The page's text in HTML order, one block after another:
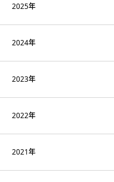
2025年
2024年
2023年
2022年
2021年